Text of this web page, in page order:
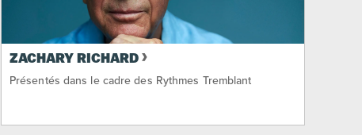
ZACHARY RICHARD
Présentés dans le cadre des Rythmes Tremblant